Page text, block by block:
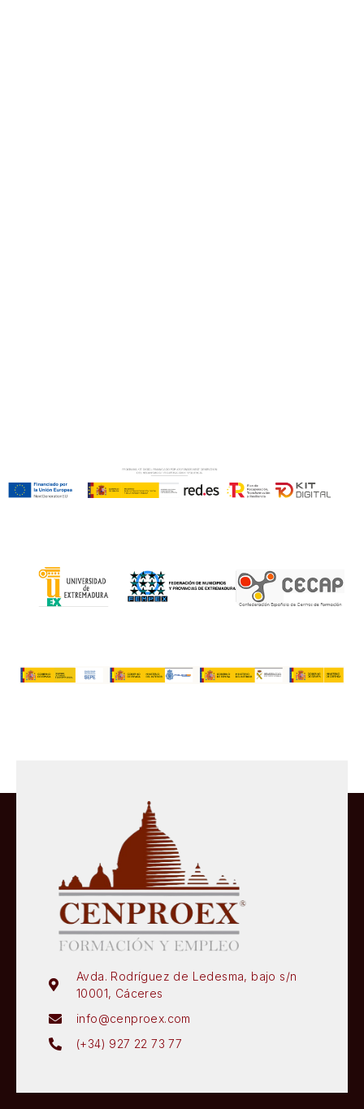
Avda. Rodríguez de Ledesma, bajo s/n
10001, Cáceres
info@cenproex.com
(+34) 927 22 73 77